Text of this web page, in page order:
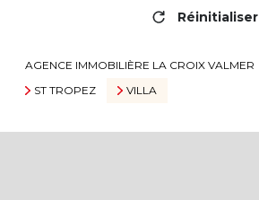
Réinitialiser
AGENCE IMMOBILIÈRE LA CROIX VALMER
ST TROPEZ
VILLA